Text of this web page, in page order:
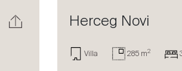
Herceg Novi
Villa 285 m2